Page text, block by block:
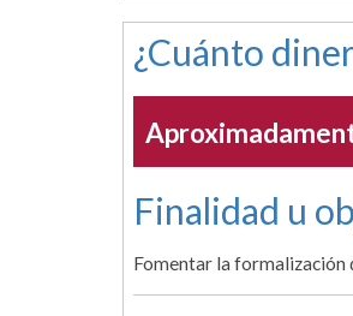
¿Cuánto
Finalidad u
Fomentar la formalización